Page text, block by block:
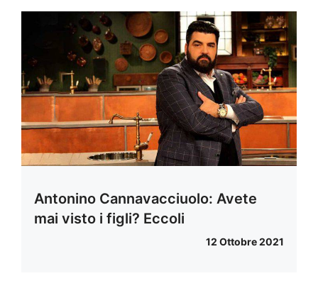
Antonino Cannavacciuolo: Avete
mai visto i figli? Eccoli
12 Ottobre 2021